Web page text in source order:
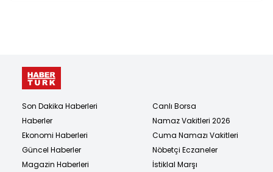
Son Dakika Haberleri
Haberler
Ekonomi Haberleri
Güncel Haberler
Magazin Haberleri
Canlı Borsa
Namaz Vakitleri 2026
Cuma Namazı Vakitleri
Nöbetçi Eczaneler
İstiklal Marşı